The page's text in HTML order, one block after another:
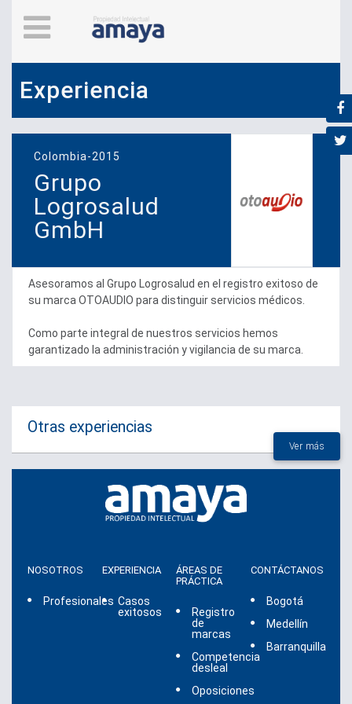
Experiencia
Colombia-2015
Grupo
Logrosalud
GmbH
Asesoramos al Grupo Logrosalud en el registro exitoso de
su marca OTOAUDIO para distinguir servicios médicos.
Como parte integral de nuestros servicios hemos
garantizado la administración y vigilancia de su marca.
Otras experiencias
Ver más
NOSOTROS
Profesionales
EXPERIENCIA
Casos
exitosos
ÁREAS DE
PRÁCTICA
Registro
de
marcas
Competencia
desleal
Oposiciones
CONTÁCTANOS
Bogotá
Medellín
Barranquilla